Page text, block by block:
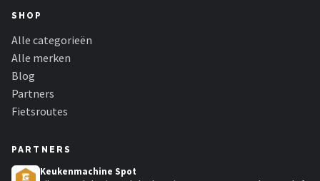
SHOP
Alle categorieën
Alle merken
Blog
Partners
Fietsroutes
PARTNERS
Keukenmachine Spot